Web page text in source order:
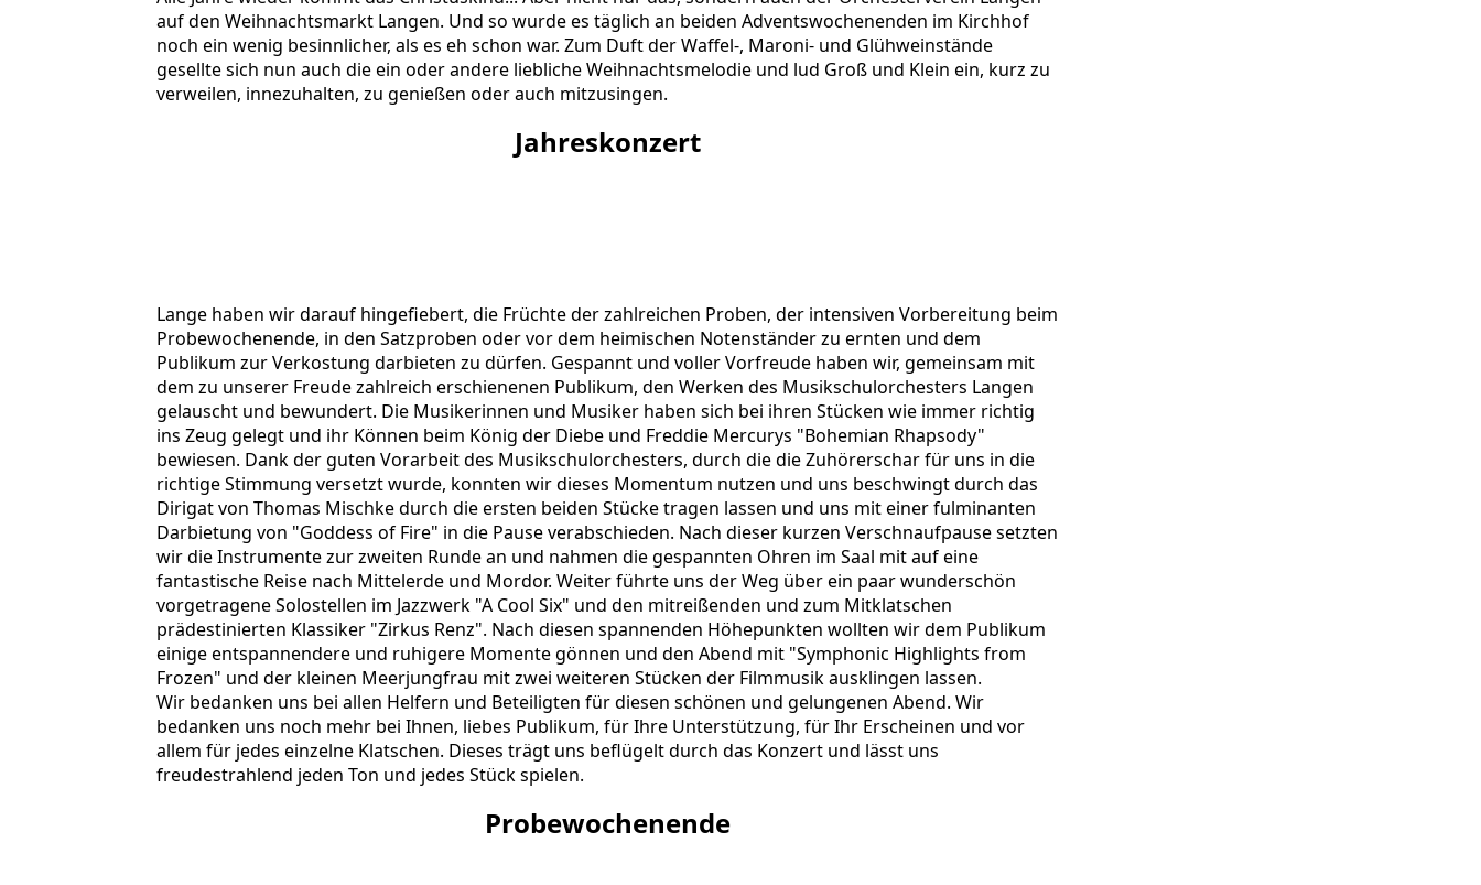
auf den Weihnachtsmarkt Langen. Und so wurde es täglich an beiden Adventswochenenden im Kirchhof
noch ein wenig besinnlicher, als es eh schon war. Zum Duft der Waffel-, Maroni- und Glühweinstände
gesellte sich nun auch die ein oder andere liebliche Weihnachtsmelodie und lud Groß und Klein ein, kurz zu
verweilen, innezuhalten, zu genießen oder auch mitzusingen.
Jahreskonzert
Lange haben wir darauf hingefiebert, die Früchte der zahlreichen Proben, der intensiven Vorbereitung beim
Probewochenende, in den Satzproben oder vor dem heimischen Notenständer zu ernten und dem
Publikum zur Verkostung darbieten zu dürfen. Gespannt und voller Vorfreude haben wir, gemeinsam mit
dem zu unserer Freude zahlreich erschienenen Publikum, den Werken des Musikschulorchesters Langen
gelauscht und bewundert. Die Musikerinnen und Musiker haben sich bei ihren Stücken wie immer richtig
ins Zeug gelegt und ihr Können beim König der Diebe und Freddie Mercurys "Bohemian Rhapsody"
bewiesen. Dank der guten Vorarbeit des Musikschulorchesters, durch die die Zuhörerschar für uns in die
richtige Stimmung versetzt wurde, konnten wir dieses Momentum nutzen und uns beschwingt durch das
Dirigat von Thomas Mischke durch die ersten beiden Stücke tragen lassen und uns mit einer fulminanten
Darbietung von "Goddess of Fire" in die Pause verabschieden. Nach dieser kurzen Verschnaufpause setzten
wir die Instrumente zur zweiten Runde an und nahmen die gespannten Ohren im Saal mit auf eine
fantastische Reise nach Mittelerde und Mordor. Weiter führte uns der Weg über ein paar wunderschön
vorgetragene Solostellen im Jazzwerk "A Cool Six" und den mitreißenden und zum Mitklatschen
prädestinierten Klassiker "Zirkus Renz". Nach diesen spannenden Höhepunkten wollten wir dem Publikum
einige entspannendere und ruhigere Momente gönnen und den Abend mit "Symphonic Highlights from
Frozen" und der kleinen Meerjungfrau mit zwei weiteren Stücken der Filmmusik ausklingen lassen.
Wir bedanken uns bei allen Helfern und Beteiligten für diesen schönen und gelungenen Abend. Wir
bedanken uns noch mehr bei Ihnen, liebes Publikum, für Ihre Unterstützung, für Ihr Erscheinen und vor
allem für jedes einzelne Klatschen. Dieses trägt uns beflügelt durch das Konzert und lässt uns
freudestrahlend jeden Ton und jedes Stück spielen.
Probewochenende